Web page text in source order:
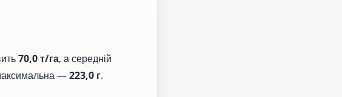
70,0 т/га, а середній
—223,0 г.